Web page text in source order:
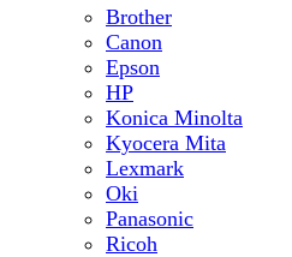
Brother
Canon
Epson
HP
Konica Minolta
Kyocera Mita
Lexmark
Oki
Panasonic
Ricoh